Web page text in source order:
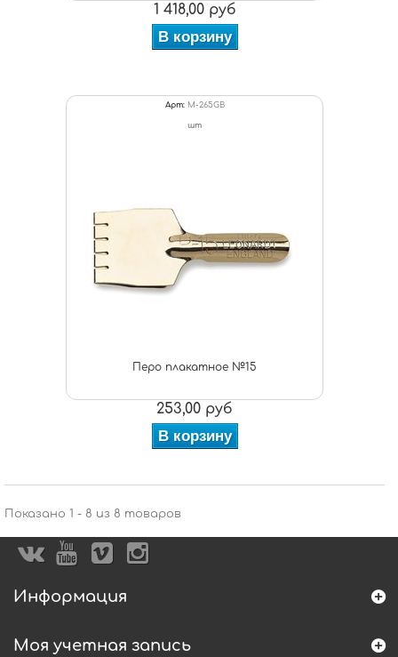
1 418,00 руб
В корзину
Арт: M-265GB
шт
Перо плакатное №15
253,00 руб
В корзину
Показано 1 - 8 из 8 товаров
Информация
Моя учетная запись